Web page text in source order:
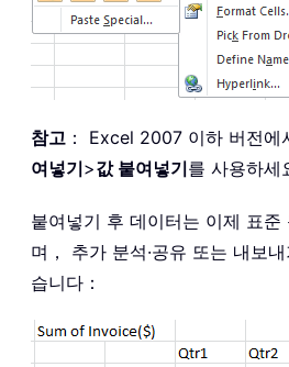
참고 ： Excel 2007 이하 버전에
여넣기>값 붙여넣기를 사용하세
붙여넣기 후 데이터는 이제 표준
며， 추가 분석·공유 또는 내보
습니다：